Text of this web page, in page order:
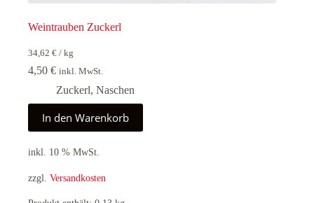
Weintrauben Zuckerl
34,62 € / kg
4,50 € inkl. MwSt.
Zuckerl, Naschen
In den Warenkorb
inkl. 10 % MwSt.
zzgl. Versandkosten